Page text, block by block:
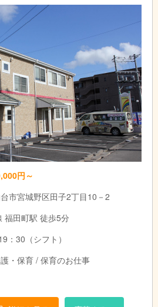
、16:15～19:35
内で応相談
円～
市宮城野区田子2丁目10－2
福田町駅 徒歩5分
：30（シフト）
・保育 / 保育のお仕事